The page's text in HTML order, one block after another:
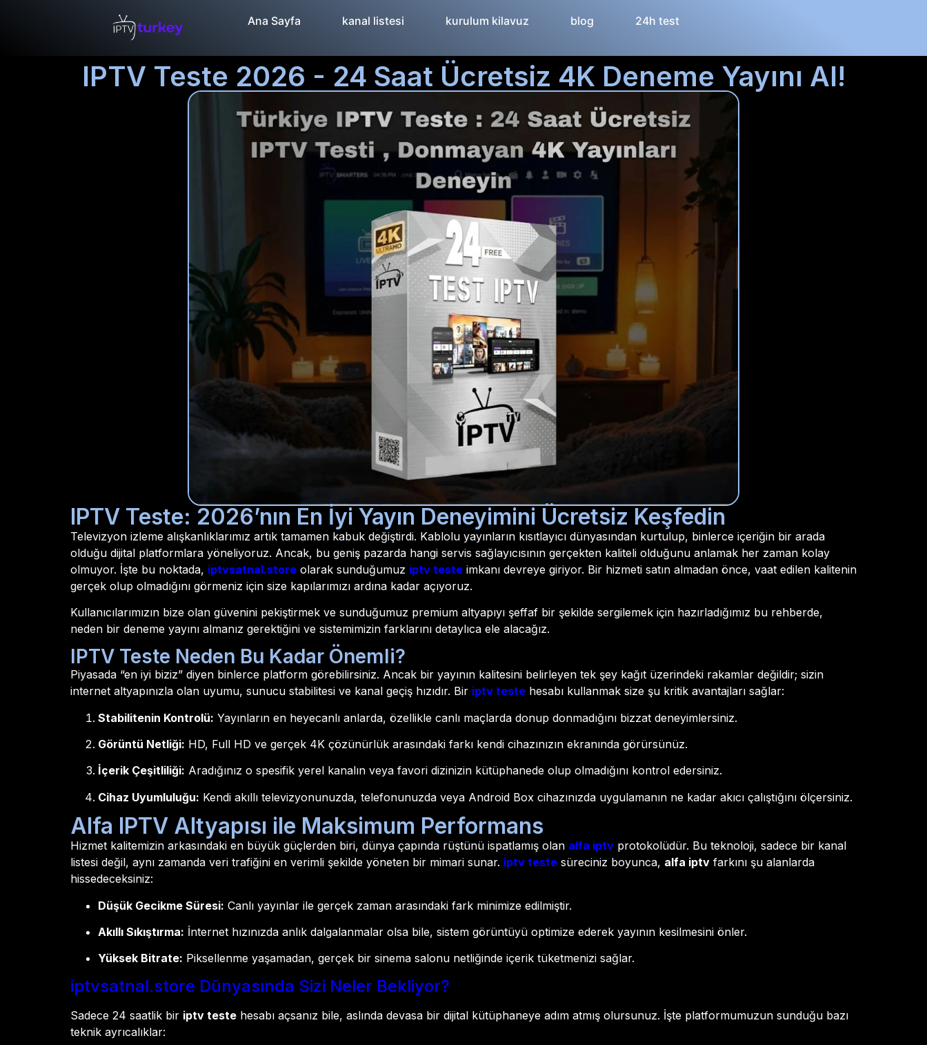
Ana Sayfa kanal listesi kurulum kilavuz blog 24h test
IPTV Teste 2026 - 24 Saat Ücretsiz 4K Deneme Yayını Al!
IPTV Teste: 2026’nın En İyi Yayın Deneyimini Ücretsiz Keşfedin
Televizyon izleme alışkanlıklarımız artık tamamen kabuk değiştirdi. Kablolu yayınların kısıtlayıcı dünyasından kurtulup, binlerce içeriğin bir arada
olduğu dijital platformlara yöneliyoruz. Ancak, bu geniş pazarda hangi servis sağlayıcısının gerçekten kaliteli olduğunu anlamak her zaman kolay
olmuyor. İşte bu noktada, iptvsatnal.store olarak sunduğumuz iptv teste imkanı devreye giriyor. Bir hizmeti satın almadan önce, vaat edilen kalitenin
gerçek olup olmadığını görmeniz için size kapılarımızı ardına kadar açıyoruz.
Kullanıcılarımızın bize olan güvenini pekiştirmek ve sunduğumuz premium altyapıyı şeffaf bir şekilde sergilemek için hazırladığımız bu rehberde,
neden bir deneme yayını almanız gerektiğini ve sistemimizin farklarını detaylıca ele alacağız.
IPTV Teste Neden Bu Kadar Önemli?
Piyasada “en iyi biziz” diyen binlerce platform görebilirsiniz. Ancak bir yayının kalitesini belirleyen tek şey kağıt üzerindeki rakamlar değildir; sizin
internet altyapınızla olan uyumu, sunucu stabilitesi ve kanal geçiş hızıdır. Bir iptv teste hesabı kullanmak size şu kritik avantajları sağlar:
Stabilitenin Kontrolü: Yayınların en heyecanlı anlarda, özellikle canlı maçlarda donup donmadığını bizzat deneyimlersiniz.
Görüntü Netliği: HD, Full HD ve gerçek 4K çözünürlük arasındaki farkı kendi cihazınızın ekranında görürsünüz.
İçerik Çeşitliliği: Aradığınız o spesifik yerel kanalın veya favori dizinizin kütüphanede olup olmadığını kontrol edersiniz.
Cihaz Uyumluluğu: Kendi akıllı televizyonunuzda, telefonunuzda veya Android Box cihazınızda uygulamanın ne kadar akıcı çalıştığını ölçersiniz.
Alfa IPTV Altyapısı ile Maksimum Performans
Hizmet kalitemizin arkasındaki en büyük güçlerden biri, dünya çapında rüştünü ispatlamış olan alfa iptv protokolüdür. Bu teknoloji, sadece bir kanal
listesi değil, aynı zamanda veri trafiğini en verimli şekilde yöneten bir mimari sunar. iptv teste süreciniz boyunca, alfa iptv farkını şu alanlarda
hissedeceksiniz:
Düşük Gecikme Süresi: Canlı yayınlar ile gerçek zaman arasındaki fark minimize edilmiştir.
Akıllı Sıkıştırma: İnternet hızınızda anlık dalgalanmalar olsa bile, sistem görüntüyü optimize ederek yayının kesilmesini önler.
Yüksek Bitrate: Piksellenme yaşamadan, gerçek bir sinema salonu netliğinde içerik tüketmenizi sağlar.
iptvsatnal.store Dünyasında Sizi Neler Bekliyor?
Sadece 24 saatlik bir iptv teste hesabı açsanız bile, aslında devasa bir dijital kütüphaneye adım atmış olursunuz. İşte platformumuzun sunduğu bazı
teknik ayrıcalıklar: